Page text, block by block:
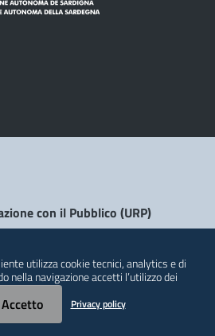
con il Pubblico (URP)
utilizza cookie tecnici, analytics e di
nella navigazione accetti l’utilizzo dei
Accetto Privacy policy